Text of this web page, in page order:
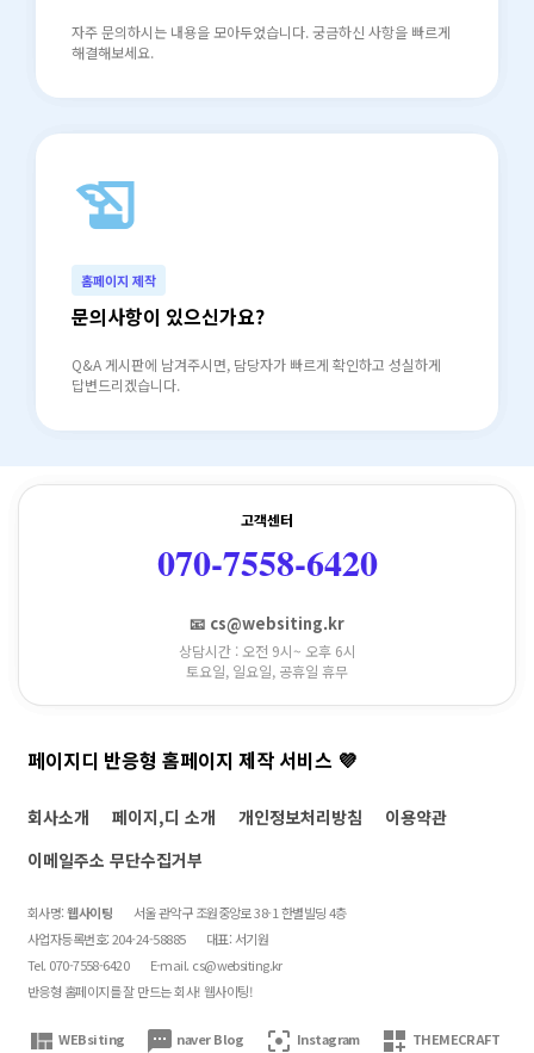
자주 문의하시는 내용을 모아두었습니다. 궁금하신 사항을 빠르게
해결해보세요.
history_edu
홈페이지 제작
문의사항이 있으신가요?
Q&A 게시판에 남겨주시면, 담당자가 빠르게 확인하고 성실하게
답변드리겠습니다.
고객센터
070-7558-6420
📧 cs@websiting.kr
상담시간 : 오전 9시~ 오후 6시
토요일, 일요일, 공휴일 휴무
페이지디 반응형 홈페이지 제작 서비스 💜
회사소개 페이지,디 소개 개인정보처리방침
이용약관
이메일주소 무단수집거부
회사명:웹사이팅
서울 관악구 조원중앙로 38-1 한별빌딩 4층
사업자등록번호: 204-24-58885
대표: 서기원
Tel. 070-7558-6420
E-mail. cs@websiting.kr
반응형 홈페이지를 잘 만드는 회사! 웹사이팅!
view_quilt WEBsiting textsms naver Blog filter_center_focus Instagram dashboard_customize THEMECRAFT